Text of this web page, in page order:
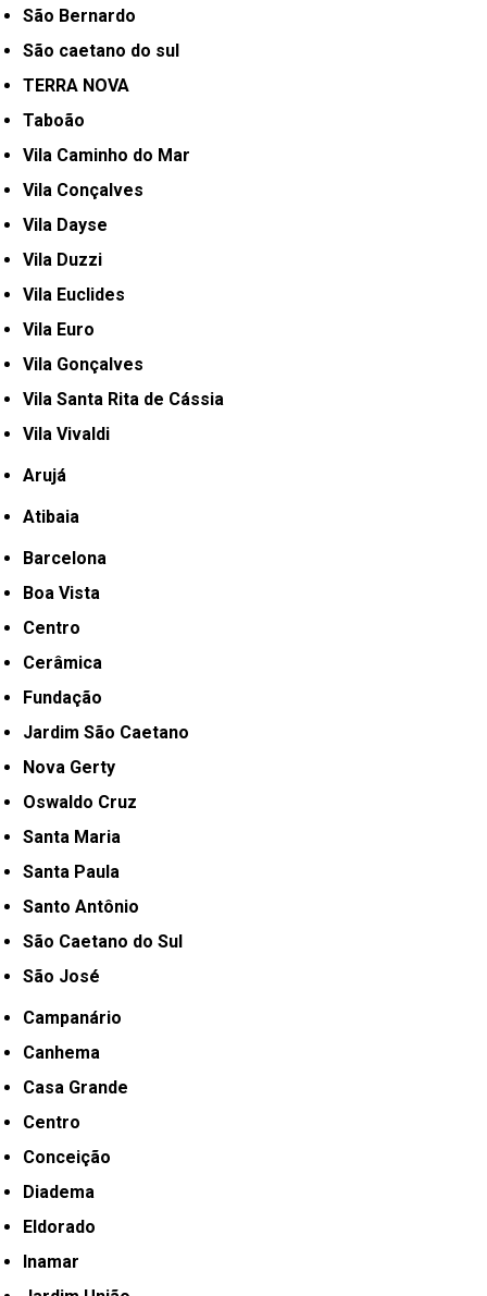
São Bernardo
São caetano do sul
TERRA NOVA
Taboão
Vila Caminho do Mar
Vila Conçalves
Vila Dayse
Vila Duzzi
Vila Euclides
Vila Euro
Vila Gonçalves
Vila Santa Rita de Cássia
Vila Vivaldi
Arujá
Atibaia
Barcelona
Boa Vista
Centro
Cerâmica
Fundação
Jardim São Caetano
Nova Gerty
Oswaldo Cruz
Santa Maria
Santa Paula
Santo Antônio
São Caetano do Sul
São José
Campanário
Canhema
Casa Grande
Centro
Conceição
Diadema
Eldorado
Inamar